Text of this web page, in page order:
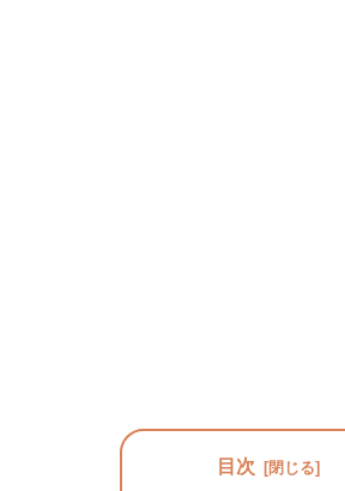
目次